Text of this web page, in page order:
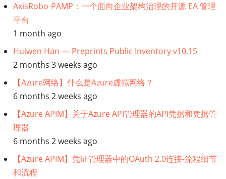
AxisRobo-PAMP：一个面向企业架构治理的开源 EA 管理
平台
1 month ago
Huiwen Han — Preprints Public Inventory v10.15
2 months 3 weeks ago
【Azure网络】什么是Azure虚拟网络？
6 months 2 weeks ago
【Azure APIM】关于Azure API管理器的API凭据和凭据管
理器
6 months 2 weeks ago
【Azure APIM】凭证管理器中的OAuth 2.0连接-流程细节
和流程